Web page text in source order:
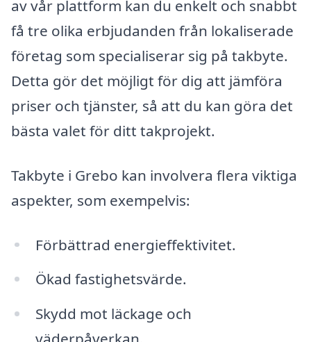
av vår plattform kan du enkelt och snabbt
få tre olika erbjudanden från lokaliserade
företag som specialiserar sig på takbyte.
Detta gör det möjligt för dig att jämföra
priser och tjänster, så att du kan göra det
bästa valet för ditt takprojekt.
Takbyte i Grebo kan involvera flera viktiga
aspekter, som exempelvis:
Förbättrad energieffektivitet.
Ökad fastighetsvärde.
Skydd mot läckage och